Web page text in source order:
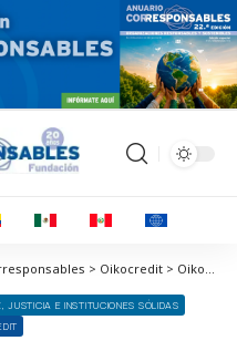
Corresponsables > Organizaciones Corresponsables > Oikocredit > Oikocredit publica su Impact Report 2023
JUSTICIA E INSTITUCIONES SÓLIDAS